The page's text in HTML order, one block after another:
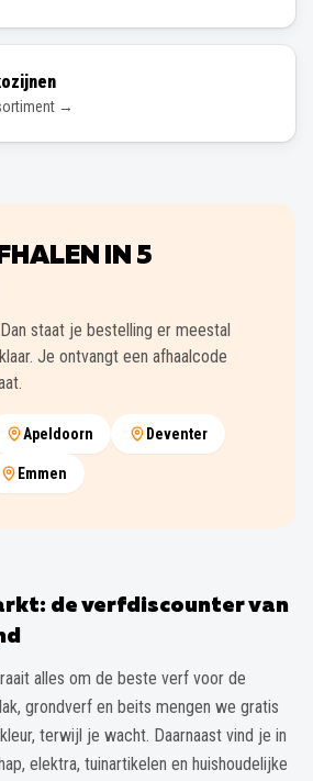
→
IN 5
staat je bestelling er meestal
Je ontvangt een afhaalcode
Apeldoorn Deventer
Emmen
de verfdiscounter van
alles om de beste verf voor de
grondverf en beits mengen we gratis
terwijl je wacht. Daarnaast vind je in
elektra, tuinartikelen en huishoudelijke